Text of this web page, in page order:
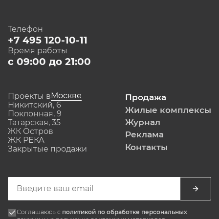
Телефон
+7 495 120-10-11
Время работы
с 09:00 до 21:00
Проекты вМоскве
Никитский, 6
Поклонная, 9
Татарская, 35
ЖК Остров
ЖК РЕКА
Закрытые продажи
Продажа
Жилые комплексы
Журнал
Реклама
Контакты
Соглашаюсь с политикой по обработке персональных